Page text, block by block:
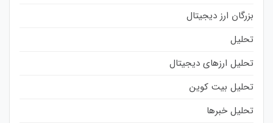
بزرگان ارز دیجیتال
تحلیل
تحلیل ارزهای دیجیتال
تحلیل بیت کوین
تحلیل خبرها